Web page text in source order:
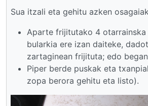
Sua itzali eta gehitu azken
Aparte frijitutako 4
bularkia ere izan daiteke,
zartaginean frijituta; edo
Piper berde puskak eta
zopa berora gehitu eta listo).